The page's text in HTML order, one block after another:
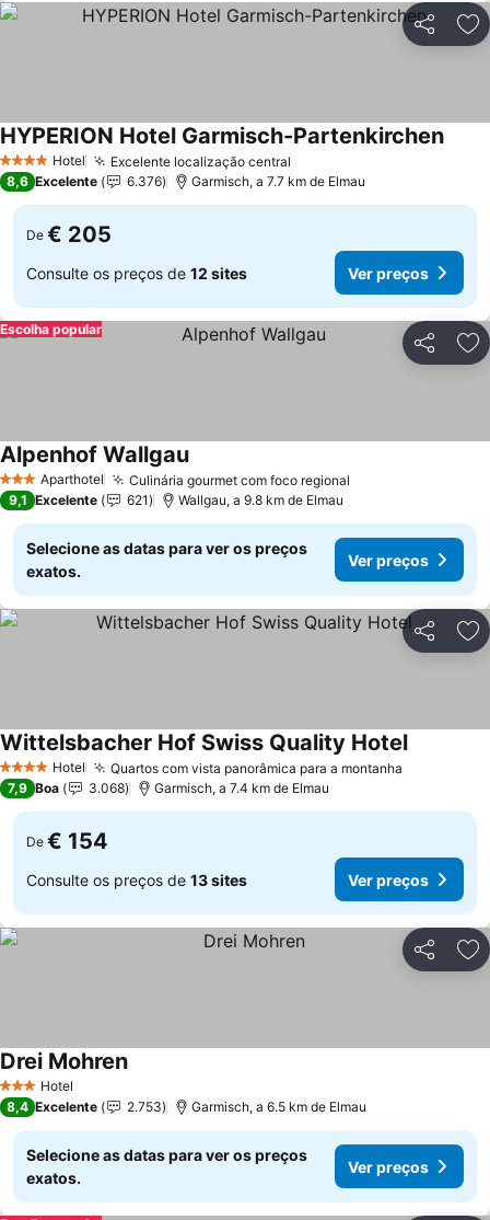
Partilhar
4 EstrelasHotel Excelente localização central
HYPERION Hotel Garmisch-PartenkirchenVer
8,6 Excelente 6.376 Garmisch, a 7.7 km de Elmau
De € 205
Consulte os preços de 12 sites Ver preços
Partilhar
Escolha popular
3 EstrelasAparthotel Culinária gourmet com foco regional
Alpenhof WallgauVer preços
9,1 Excelente 621 Wallgau, a 9.8 km de Elmau
Selecione as datas para ver os preços
exatos.
Ver preços
Partilhar
4 EstrelasHotel Quartos com vista panorâmica para a montanha
Wittelsbacher Hof Swiss Quality HotelVer
7,9 Boa 3.068 Garmisch, a 7.4 km de Elmau
De € 154
Consulte os preços de 13 sites Ver preços
Partilhar
3 EstrelasHotel
Drei MohrenVer preços
8,4 Excelente 2.753 Garmisch, a 6.5 km de Elmau
Selecione as datas para ver os preços
exatos.
Ver preços